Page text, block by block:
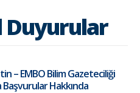
Duyurular
– EMBO Bilim Gazeteciliği
Başvurular Hakkında